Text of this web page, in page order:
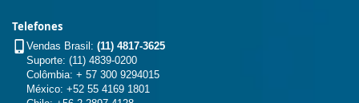
Telefones
Vendas Brasil: (11) 4817-3625
Suporte: (11) 4839-0200
Colômbia: + 57 300 9294015
México: +52 55 4169 1801